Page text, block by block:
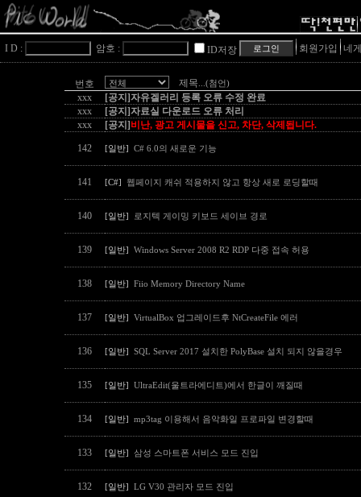
I D : 암호 : ID저장 회원가입 네
번호 제목 ...(첨언)
xxx
[공지]자유겔러리 등록 오류 수정 완료
xxx
[공지]자료실 다운로드 오류 처리
xxx
[공지] 비난, 광고 게시물을 신고, 차단, 삭제됩니다.
142 [일반] C# 6.0의 새로운 기능
141 [C#] 웹페이지 캐쉬 적용하지 않고 항상 새로 로딩할때
140 [일반] 로지텍 게이밍 키보드 세이브 경로
139 [일반] Windows Server 2008 R2 RDP 다중 접속 허용
138 [일반] Fiio Memory Directory Name
137 [일반] VirtualBox 업그레이드후 NtCreateFile 에러
136 [일반] SQL Server 2017 설치한 PolyBase 설치 되지 않을경우
135 [일반] UltraEdit(울트라에디트)에서 한글이 깨질때
134 [일반] mp3tag 이용해서 음악화일 프로파일 변경할때
133 [일반] 삼성 스마트폰 서비스 모드 진입
132 [일반] LG V30 관리자 모드 진입